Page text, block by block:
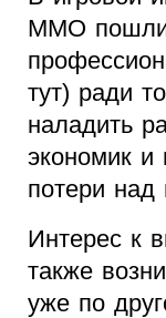
MMO
тут) ради
наладить
экономик и
потери над
Интерес к
также
уже по